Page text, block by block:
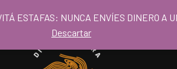
ESTAFAS: NUNCA ENVÍES DINERO A
Descartar